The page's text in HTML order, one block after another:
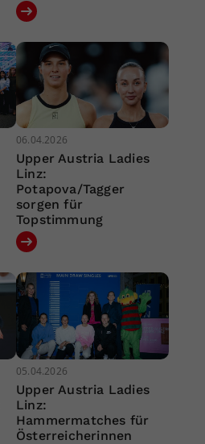
06.04.2026
Upper Austria Ladies
Linz:
Potapova/Tagger
sorgen für
Topstimmung
05.04.2026
Upper Austria Ladies
Linz:
Hammermatches für
Österreicherinnen